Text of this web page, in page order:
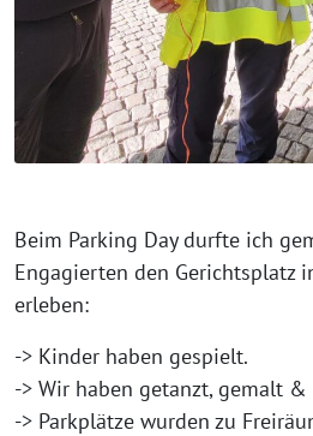
Beim Parking Day durfte ich
Engagierten den Gerichtsplatz
erleben:
-> Kinder haben gespielt.
-> Wir haben getanzt, gemalt &
-> Parkplätze wurden zu